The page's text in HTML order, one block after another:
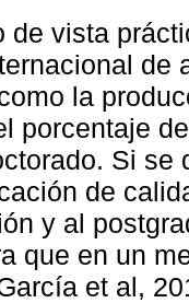
de vista
de
la
porcentaje
Si se
de
y al
que en un
et al,